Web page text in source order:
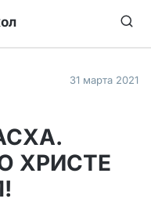
31 марта 2021
ХРИСТЕ